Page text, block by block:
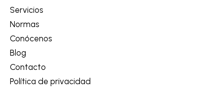
Servicios
Normas
Conócenos
Blog
Contacto
Política de privacidad